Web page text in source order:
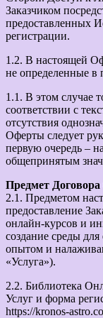
Заказчиком
предоставленных
регистрации.
1.2. В настоящей
не определенные в
1.1. В этом случае
соответствии с
отсутствия
Оферты следует
первую очередь –
общепринятым
Предмет
2.1. Предметом
предоставление
онлайн-курсов и
создание среды
опытом и
«Услуга»).
2.2. Библиотека
Услуг и форма
https://kronos-